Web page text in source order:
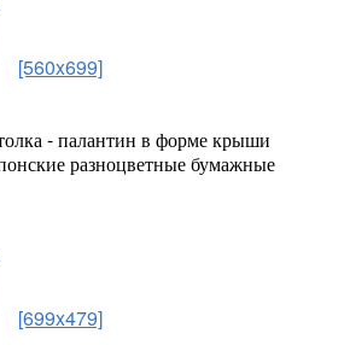
[560x699]
- палантин в форме крыши
разноцветные бумажные
[699x479]